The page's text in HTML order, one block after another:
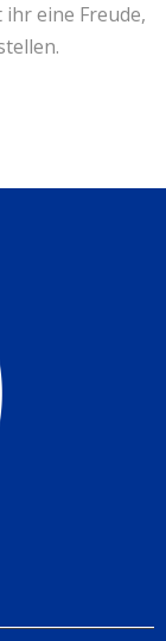
eine Freude,